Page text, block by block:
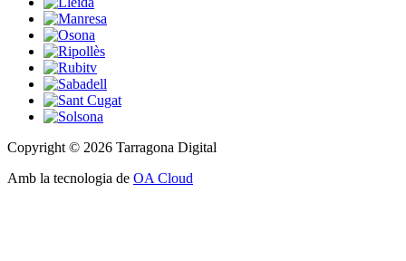
Copyright © 2026 Tarragona Digital
Amb la tecnologia de OA Cloud